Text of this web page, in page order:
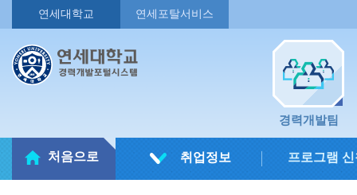
연세대학교 연세포탈서비스
경력개발팀
처음으로 취업정보 프로그램